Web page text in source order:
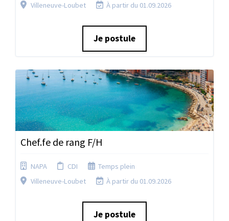
Villeneuve-Loubet
À partir du 01.09.2026
Je postule
Chef.fe de rang F/H
NAPA CDI
Temps plein
Villeneuve-Loubet
À partir du 01.09.2026
Je postule